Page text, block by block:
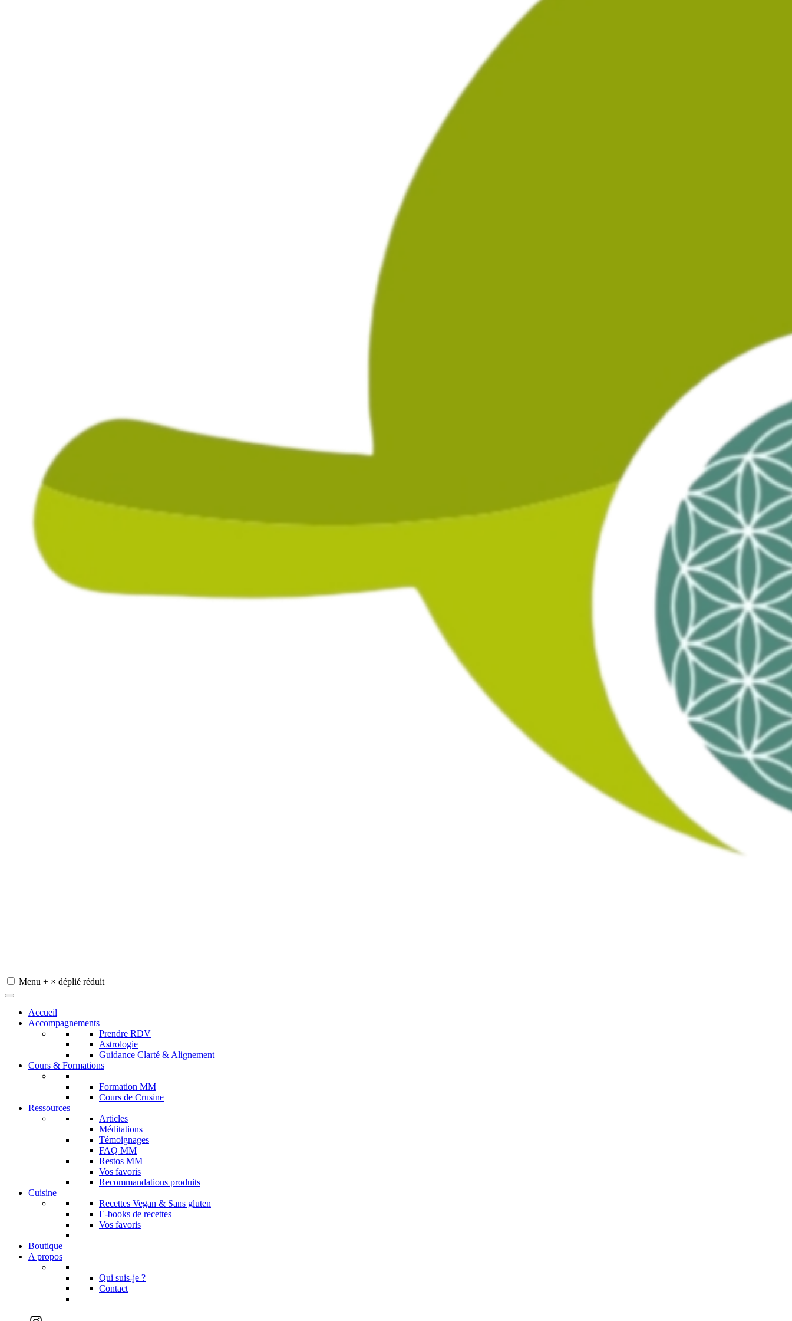
Menu + × déplié réduit
Accueil
Accompagnements
Prendre RDV
Astrologie
Guidance Clarté & Alignement
Cours & Formations
Formation MM
Cours de Crusine
Ressources
Articles
Méditations
Témoignages
FAQ MM
Restos MM
Vos favoris
Recommandations produits
Cuisine
Recettes Vegan & Sans gluten
E-books de recettes
Vos favoris
Boutique
A propos
Qui suis-je ?
Contact
Instagram